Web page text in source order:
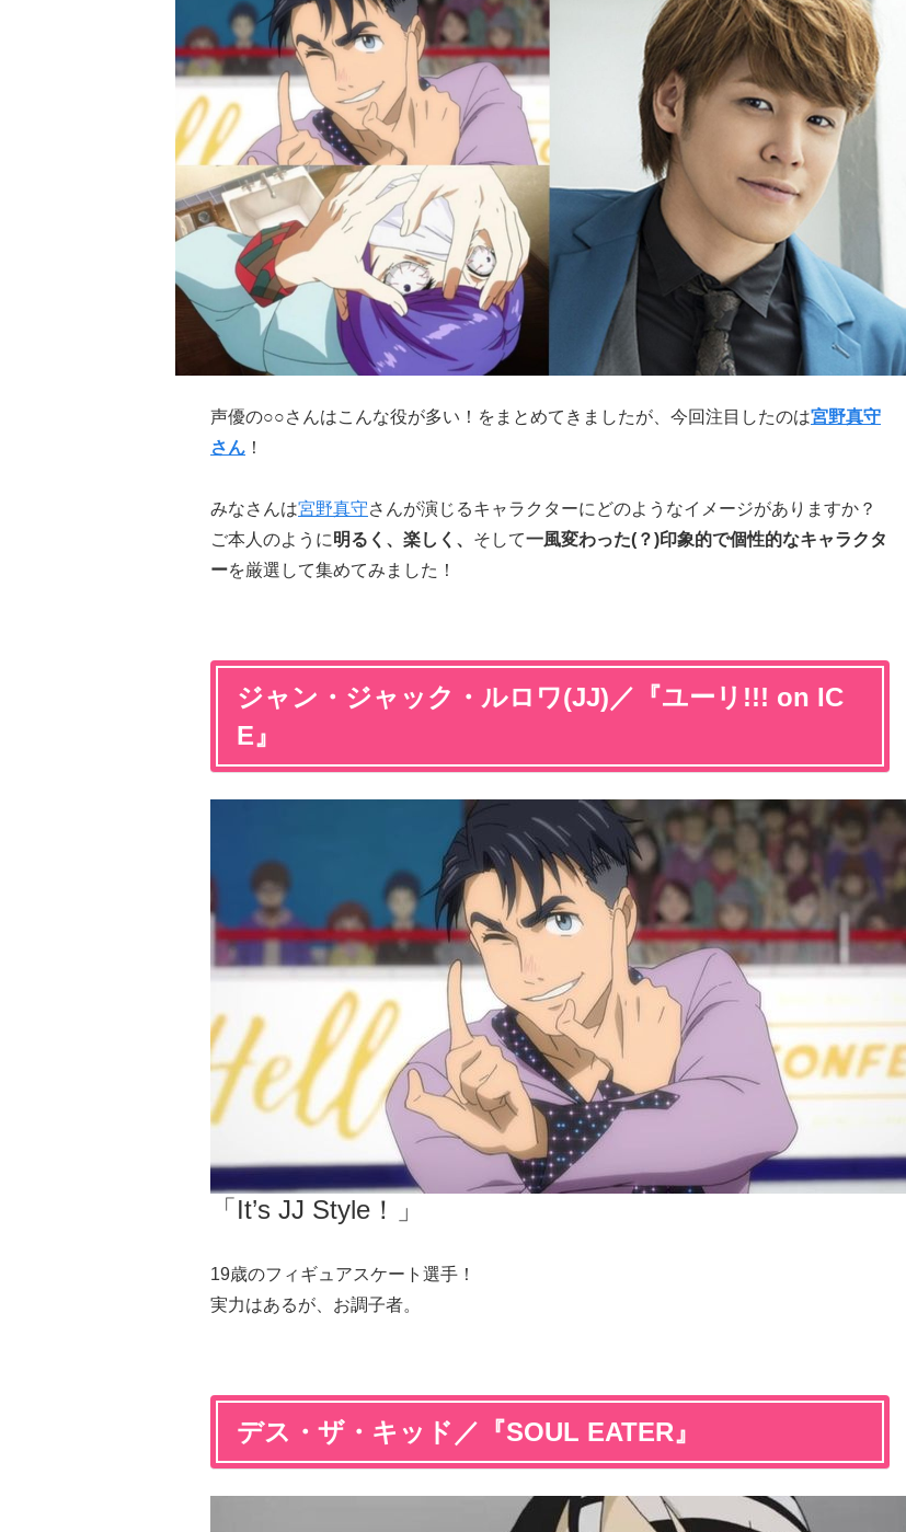
声優の○○さんはこんな役が多い！をまとめてきましたが、今回注目したのは宮野真守
さん ！
みなさんは宮野真守さんが演じるキャラクターにどのようなイメージがありますか？
ご本人のように明るく、楽しく、 そして一風変わった(？)印象的で個性的なキャラクタ
ーを厳選して集めてみました！
ジャン・ジャック・ルロワ(JJ)／『ユーリ!!! on IC
E』
「It’s JJ Style！」
19歳のフィギュアスケート選手！
実力はあるが、お調子者。
デス・ザ・キッド／『SOUL EATER』